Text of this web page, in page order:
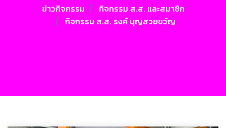
ข่าวกิจกรรม
กิจกรรม ส.ส. และสมาชิก
กิจกรรม ส.ส. รงค์ บุญสวยขวัญ